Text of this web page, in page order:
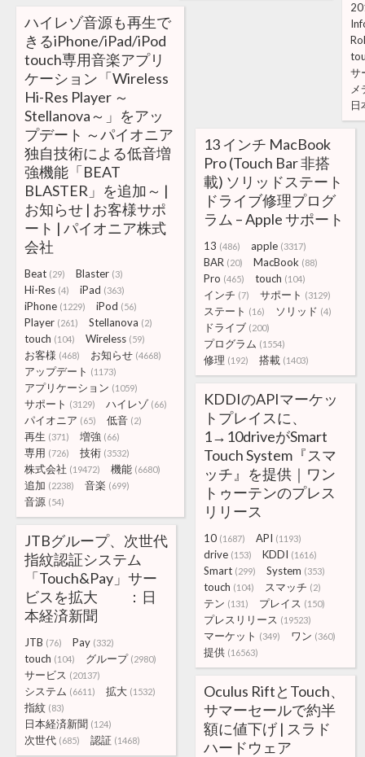
サ
メ
日
ハイレゾ音源も再生で
きるiPhone/iPad/iPod
touch専用音楽アプリ
ケーション「Wireless
Hi-Res Player ～
Stellanova～」をアッ
プデート ～パイオニア
独自技術による低音増
強機能「BEAT
BLASTER」を追加～ |
お知らせ | お客様サポ
ート | パイオニア株式
会社
Beat (29) Blaster (3)
Hi-Res (4) iPad (363)
iPhone (1229) iPod (56)
Player (261) Stellanova (2)
touch (104) Wireless (59)
お客様 (468) お知らせ (4668)
アップデート (1173)
アプリケーション (1059)
サポート (3129) ハイレゾ (66)
パイオニア (65) 低音 (2)
再生 (371) 増強 (66)
専用 (726) 技術 (3532)
株式会社 (19472) 機能 (6680)
追加 (2238) 音楽 (699)
音源 (54)
13 インチ MacBook
Pro (Touch Bar 非搭
載) ソリッドステート
ドライブ修理プログ
ラム – Apple サポート
13 (486) apple (3317)
BAR (20) MacBook (88)
Pro (465) touch (104)
インチ (7) サポート (3129)
ステート (16) ソリッド (4)
ドライブ (200)
プログラム (1554)
修理 (192) 搭載 (1403)
KDDIのAPIマーケッ
トプレイスに、
1→10driveがSmart
Touch System『スマ
ッチ』を提供｜ワン
トゥーテンのプレス
リリース
10 (1687) API (1193)
drive (153) KDDI (1616)
Smart (299) System (353)
touch (104) スマッチ (2)
テン (131) プレイス (150)
プレスリリース (19523)
マーケット (349) ワン (360)
提供 (16563)
JTBグループ、次世代
指紋認証システム
「Touch&Pay」サー
ビスを拡大 ：日
本経済新聞
JTB (76) Pay (332)
touch (104) グループ (2980)
サービス (20137)
システム (6611) 拡大 (1532)
指紋 (83)
日本経済新聞 (124)
次世代 (685) 認証 (1468)
Oculus RiftとTouch、
サマーセールで約半
額に値下げ | スラド
ハードウェア